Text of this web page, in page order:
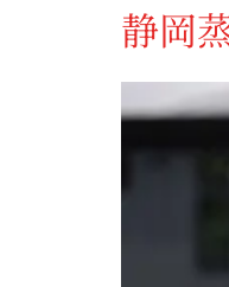
静岡